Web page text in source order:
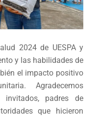
2024 de UESPA y
y las habilidades de
el impacto positivo
Agradecemos
padres de
que hicieron